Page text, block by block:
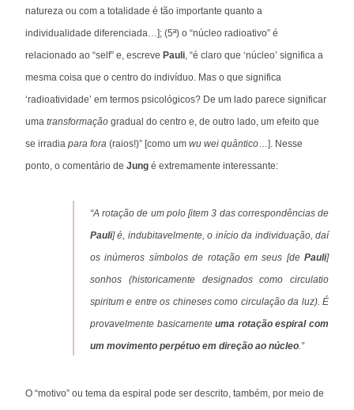
natureza ou com a totalidade é tão importante quanto a
individualidade diferenciada…]; (5ª) o “núcleo radioativo” é
relacionado ao “self” e, escreve Pauli, “é claro que ‘núcleo’ significa a
mesma coisa que o centro do indivíduo. Mas o que significa
‘radioatividade’ em termos psicológicos? De um lado parece significar
uma transformação gradual do centro e, de outro lado, um efeito que
se irradia para fora (raios!)” [como um wu wei quântico…]. Nesse
ponto, o comentário de Jung é extremamente interessante:
“A rotação de um polo [item 3 das correspondências de
Pauli] é, indubitavelmente, o início da individuação, daí
os inúmeros símbolos de rotação em seus [de Pauli]
sonhos (historicamente designados como circulatio
spiritum e entre os chineses como circulação da luz). É
provavelmente basicamenteuma rotação espiral com
um movimento perpétuo em direção ao núcleo.”
O “motivo” ou tema da espiral pode ser descrito, também, por meio de